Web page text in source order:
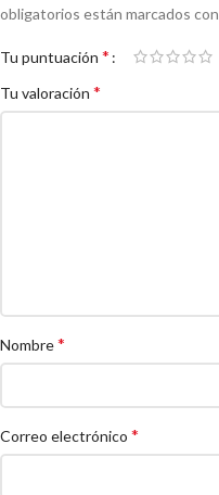
obligatorios están marcados con
Tu puntuación *
Tu valoración *
Nombre*
Correo electrónico *